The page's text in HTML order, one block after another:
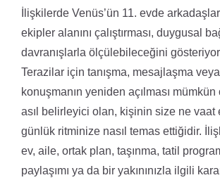
İlişkilerde Venüs’ün 11. evde
ekipler alanını çalıştırması, duygusal
davranışlarla ölçülebileceğini
Terazilar için tanışma, mesajlaşma
konuşmanın yeniden açılması
asıl belirleyici olan, kişinin size ne vaat
günlük ritminize nasıl temas ettiğidir.
ev, aile, ortak plan, taşınma, tatil
paylaşımı ya da bir yakınınızla ilgili